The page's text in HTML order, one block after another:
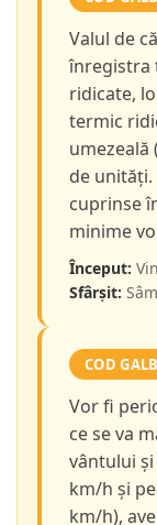
Valul de
înregistra
ridicate,
termic
umezeală
de
cuprinse
minime
Început:
Sfârșit:
COD
Vor fi
ce se va
vântului și
km/h și
km/h),